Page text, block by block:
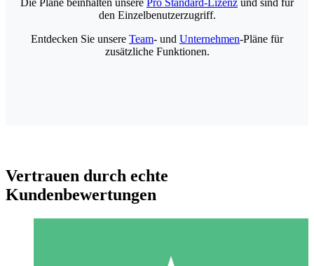
den Einzelbenutzerzugriff.
Entdecken Sie unsere Team- und Unternehmen-Pläne für
zusätzliche Funktionen.
Vertrauen durch echte
Kundenbewertungen